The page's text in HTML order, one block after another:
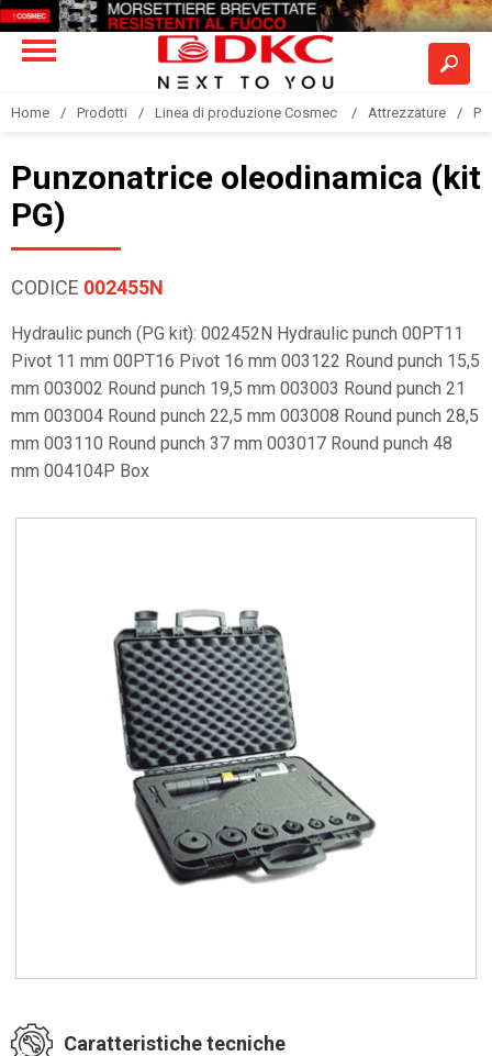
Home Prodotti Linea di produzione Cosmec Attrezzature
Punzonatrice oleodinamica (kit
PG)
CODICE 002455N
Hydraulic punch (PG kit): 002452N Hydraulic punch 00PT11
Pivot 11 mm 00PT16 Pivot 16 mm 003122 Round punch 15,5
mm 003002 Round punch 19,5 mm 003003 Round punch 21
mm 003004 Round punch 22,5 mm 003008 Round punch 28,5
mm 003110 Round punch 37 mm 003017 Round punch 48
mm 004104P Box
Caratteristiche tecniche